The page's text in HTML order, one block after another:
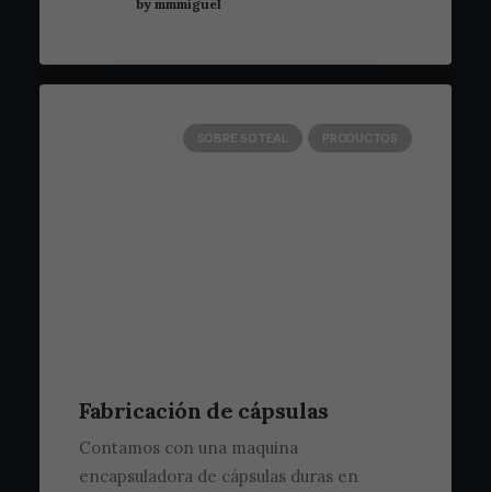
by mmmiguel
SOBRE SOTEAL PRODUCTOS
Fabricación de cápsulas
Contamos con una maquina
encapsuladora de cápsulas duras en